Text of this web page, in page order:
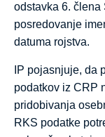
odstavka 6. člena
posredovanje
datuma rojstva.
IP pojasnjuje, da
podatkov iz CRP
pridobivanja
RKS podatke